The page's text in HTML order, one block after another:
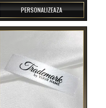
PERSONALIZEAZA